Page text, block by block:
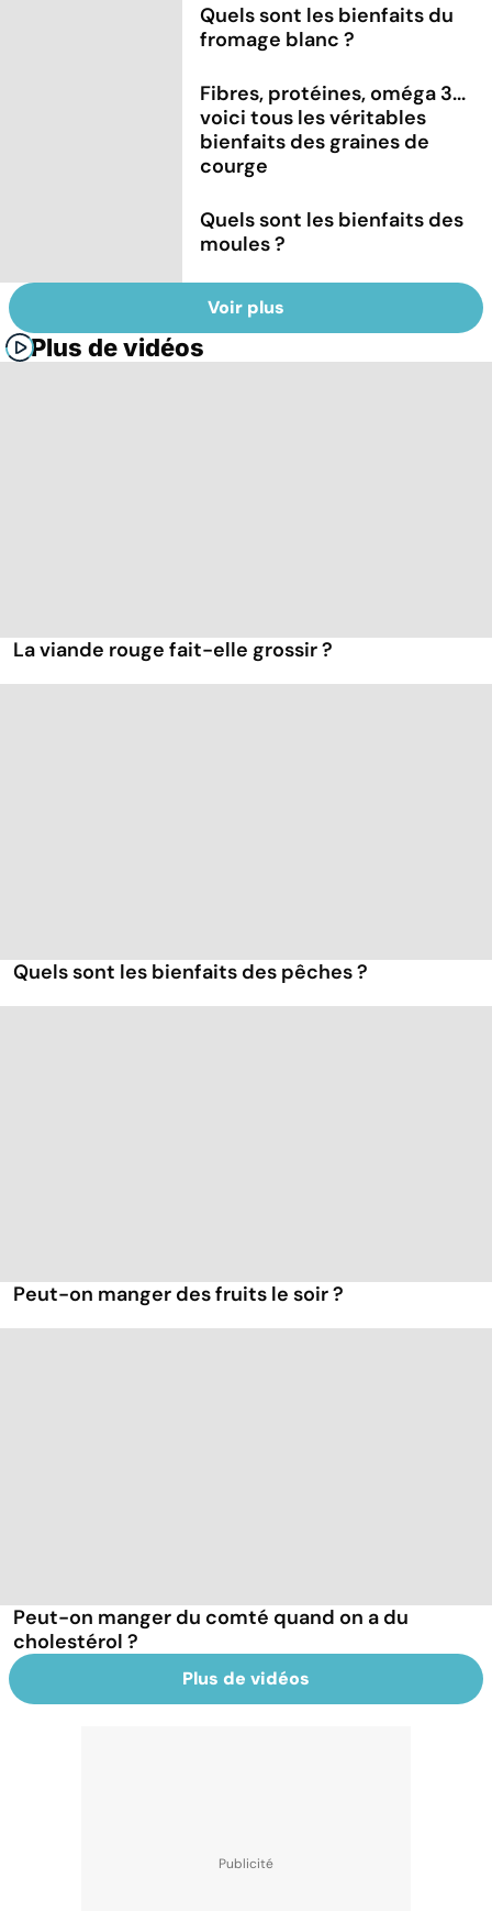
Quels sont les bienfaits du
fromage blanc ?
Fibres, protéines, oméga 3...
voici tous les véritables
bienfaits des graines de
courge
Quels sont les bienfaits des
moules ?
Voir plus
Plus de vidéos
La viande rouge fait-elle grossir ?
Quels sont les bienfaits des pêches ?
Peut-on manger des fruits le soir ?
Peut-on manger du comté quand on a du
cholestérol ?
Plus de vidéos